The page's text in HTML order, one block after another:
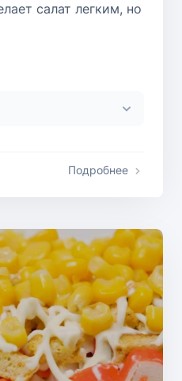
салат легким, но
Подробнее